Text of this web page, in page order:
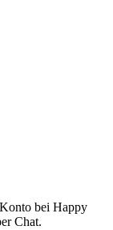
bei Happy
Chat.